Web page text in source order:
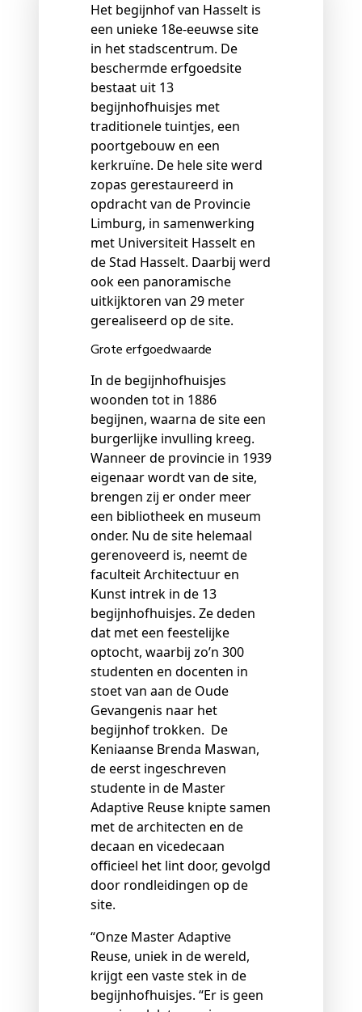
Het begijnhof van Hasselt is
een unieke 18e-eeuwse site
in het stadscentrum. De
beschermde erfgoedsite
bestaat uit 13
begijnhofhuisjes met
traditionele tuintjes, een
poortgebouw en een
kerkruïne. De hele site werd
zopas gerestaureerd in
opdracht van de Provincie
Limburg, in samenwerking
met Universiteit Hasselt en
de Stad Hasselt. Daarbij werd
ook een panoramische
uitkijktoren van 29 meter
gerealiseerd op de site.
Grote erfgoedwaarde
In de begijnhofhuisjes
woonden tot in 1886
begijnen, waarna de site een
burgerlijke invulling kreeg.
Wanneer de provincie in 1939
eigenaar wordt van de site,
brengen zij er onder meer
een bibliotheek en museum
onder. Nu de site helemaal
gerenoveerd is, neemt de
faculteit Architectuur en
Kunst intrek in de 13
begijnhofhuisjes. Ze deden
dat met een feestelijke
optocht, waarbij zo’n 300
studenten en docenten in
stoet van aan de Oude
Gevangenis naar het
begijnhof trokken. De
Keniaanse Brenda Maswan,
de eerst ingeschreven
studente in de Master
Adaptive Reuse knipte samen
met de architecten en de
decaan en vicedecaan
officieel het lint door, gevolgd
door rondleidingen op de
site.
“Onze Master Adaptive
Reuse, uniek in de wereld,
krijgt een vaste stek in de
begijnhofhuisjes. “Er is geen